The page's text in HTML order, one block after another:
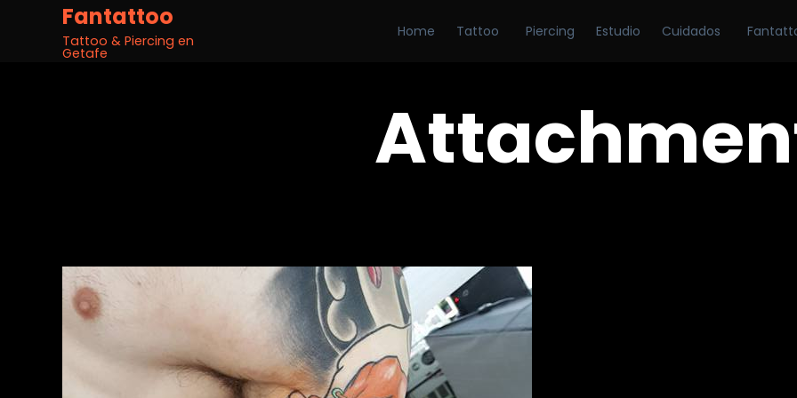
Fantattoo
Tattoo & Piercing en
Getafe
Home Tattoo Piercing Estudio Cuidados